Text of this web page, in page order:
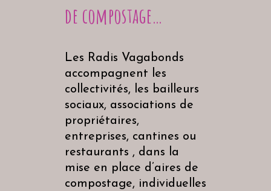
de compostage…
Les Radis Vagabonds
accompagnent les
collectivités, les bailleurs
sociaux, associations de
propriétaires,
entreprises, cantines ou
restaurants , dans la
mise en place d’aires de
compostage, individuelles